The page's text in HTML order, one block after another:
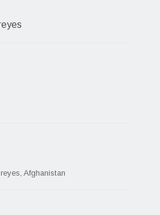
Afghanistan